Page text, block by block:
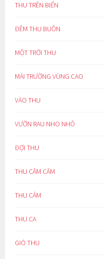
THU TRÊN BIỂN
ĐÊM THU BUỒN
MỘT TRỜI THU
MÁI TRƯỜNG VÙNG CAO
VÀO THU
VƯỜN RAU NHO NHỎ
ĐỢI THU
THU CĂM CĂM
THU CẢM
THU CA
GIÓ THU